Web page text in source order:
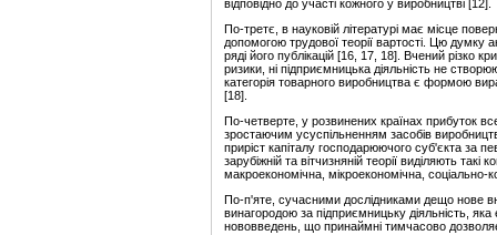
відповідно до участі кожного у виробництві [12].
По-третє, в науковій літературі має місце
допомогою трудової теорії вартості. Цю
ряді його публікацій [16, 17, 18]. Вчений різко
ризики, ні підприємницька діяльність не
категорія товарного виробництва є формою
[18].
По-четверте, у розвинених країнах прибуток
зростаючим усуспільненням засобів
приріст капіталу господарюючого суб'єкта за
зарубіжній та вітчизняній теорії виділяють
макроекономічна, мікроекономічна, соціально-
По-п'яте, сучасними дослідниками дещо нове
винагородою за підприємницьку діяльність,
нововведень, що принаймні тимчасово